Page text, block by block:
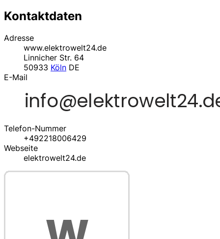
Kontaktdaten
Adresse
www.elektrowelt24.de
Linnicher Str. 64
50933 Köln DE
E-Mail
Telefon-Nummer
+492218006429
Webseite
elektrowelt24.de